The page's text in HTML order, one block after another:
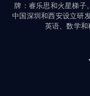
牌：睿乐思和火星梯子
中国深圳和西安设立研
英语、数学和